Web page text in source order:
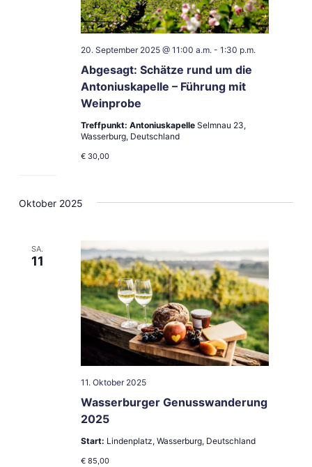
Abgesagt: Schätze rund um die
Antoniuskapelle – Führung mit
Weinprobe
20. September 2025 @ 11:00 a.m. - 1:30 p.m.
Treffpunkt: Antoniuskapelle Selmnau 23,
Wasserburg, Deutschland
€ 30,00
Oktober 2025
SA.
11
Wasserburger Genusswanderung
2025
11. Oktober 2025
Start: Lindenplatz, Wasserburg, Deutschland
€ 85,00